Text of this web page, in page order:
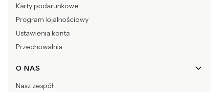
Karty podarunkowe
Program lojalnościowy
Ustawienia konta
Przechowalnia
O NAS
Nasz zespół